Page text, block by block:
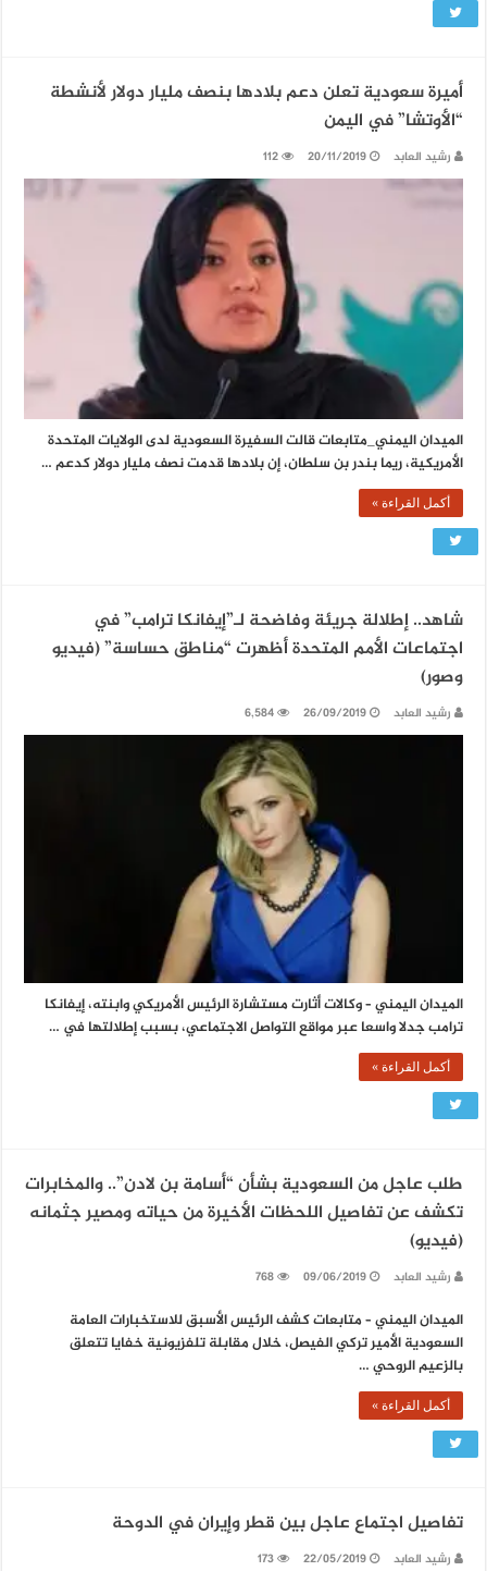
أميرة سعودية تعلن دعم بلادها بنصف مليار دولار لأنشطة
“الأوتشا” في اليمن
رشيد العابد 20/11/2019
112
الميدان اليمني_متابعات قالت السفيرة السعودية لدى الولايات المتحدة
الأمريكية، ريما بندر بن سلطان، إن بلادها قدمت نصف مليار دولار كدعم …
أكمل القراءة »
شاهد.. إطلالة جريئة وفاضحة لـ”إيفانكا ترامب” في
اجتماعات الأمم المتحدة أظهرت “مناطق حساسة” (فيديو
وصور)
رشيد العابد 26/09/2019
6,584
الميدان اليمني – وكالات أثارت مستشارة الرئيس الأمريكي وابنته، إيفانكا
ترامب جدلا واسعا عبر مواقع التواصل الاجتماعي، بسبب إطلالتها في …
أكمل القراءة »
طلب عاجل من السعودية بشأن “أسامة بن لادن”.. والمخابرات
تكشف عن تفاصيل اللحظات الأخيرة من حياته ومصير جثمانه
(فيديو)
رشيد العابد 09/06/2019
768
الميدان اليمني – متابعات كشف الرئيس الأسبق للاستخبارات العامة
السعودية الأمير تركي الفيصل، خلال مقابلة تلفزيونية خفايا تتعلق
بالزعيم الروحي …
أكمل القراءة »
تفاصيل اجتماع عاجل بين قطر وإيران في الدوحة
رشيد العابد 22/05/2019
173